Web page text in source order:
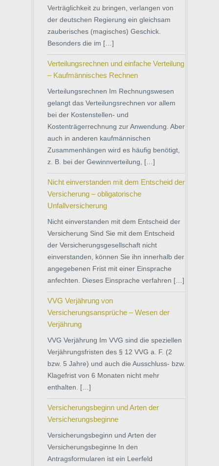
Verträglichkeit zu bringen, verlangen von
der deutschen Regierung ein gleichsam
zauberisches (magisches) Geschick.
Besonders die im […]
Verteilungsrechnen und einfache Verteilung
– Kaufmännisches Rechnen
Verteilungsrechnen Im Rechnungswesen
gelangt das Verteilungsrechnen vor allem
bei der Kostenstellen- und
Kostenträgerrechnung zur Anwendung. Aber
auch in anderen kaufmännischen
Zusammenhängen wird es häufig benötigt,
z. B. bei der Gewinnverteilung, […]
Nicht einverstanden mit dem Entscheid der
Versicherung – obligatorische
Unfallversicherung
Nicht einverstanden mit dem Entscheid der
Versicherung Sind Sie mit dem Entscheid
der Versicherungsgesellschaft nicht
einverstanden, können Sie ihn innerhalb der
angegebenen Frist mit einer Einsprache
anfechten. Dieses Einsprache verfahren […]
VVG Verjährung von
Versicherungsansprüche – Wesen der
Verjährung
VVG Verjährung Im VVG sind die speziellen
Verjährungsfristen des § 12 VVG a. F. (2
bzw. 5 Jahre) und auch die Ausschluss- bzw.
Klagefrist von 6 Monaten nicht mehr
enthalten. […]
Versicherungsbeginn und Arten der
Versicherungsbeginne
Versicherungsbeginn und Arten der
Versicherungsbeginne In den
Antragsformularen ist ein Leerfeld